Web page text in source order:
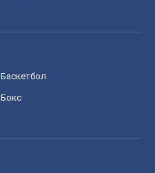
Баскетбол
Бокс